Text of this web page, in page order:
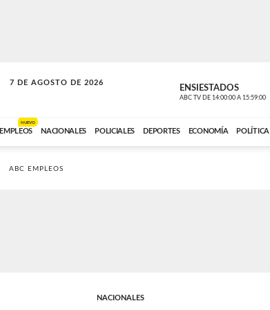
7 DE AGOSTO DE 2026
A DE LA TARDE ENSIESTADOS
ABC TV DE 14:00:00 A 15:59:00
EMPLEOS
NUEVO
NACIONALES POLICIALES DEPORTES ECONOMÍA POLÍTICA
ABC EMPLEOS
NACIONALES